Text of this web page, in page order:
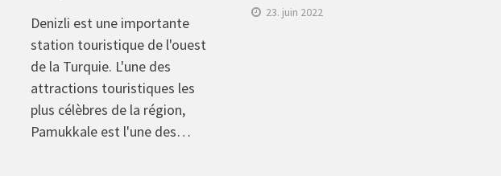
23. juin 2022
Denizli est une importante
station touristique de l'ouest
de la Turquie. L'une des
attractions touristiques les
plus célèbres de la région,
Pamukkale est l'une des…